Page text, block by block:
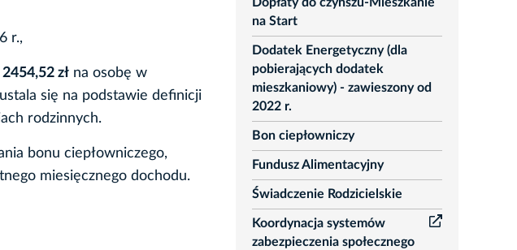
r.,
2454,52 zł na osobę w
się na podstawie definicji
rodzinnych.
bonu ciepłowniczego,
miesięcznego dochodu.
na Start
Dodatek Energetyczny (dla
pobierających dodatek
mieszkaniowy) - zawieszony od
2022 r.
Bon ciepłowniczy
Fundusz Alimentacyjny
Świadczenie Rodzicielskie
Koordynacja systemów
zabezpieczenia społecznego